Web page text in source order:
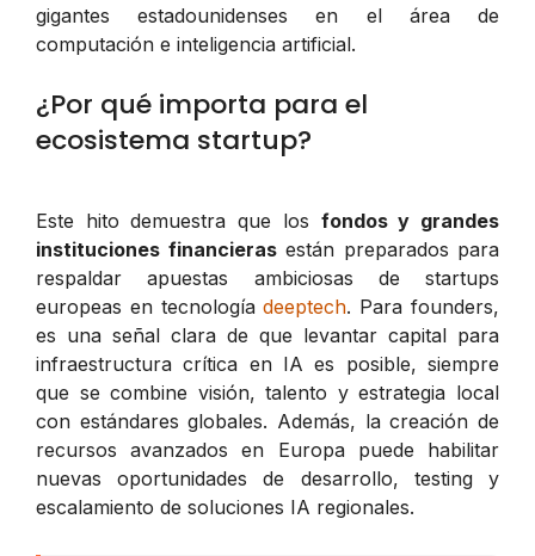
gigantes estadounidenses en el área de
computación e inteligencia artificial.
¿Por qué importa para el
ecosistema startup?
Este hito demuestra que los fondos y grandes
instituciones financierasestán preparados para
respaldar apuestas ambiciosas de startups
europeas en tecnologíadeeptech. Para founders,
es una señal clara de que levantar capital para
infraestructura crítica en IA es posible, siempre
que se combine visión, talento y estrategia local
con estándares globales. Además, la creación de
recursos avanzados en Europa puede habilitar
nuevas oportunidades de desarrollo, testing y
escalamiento de soluciones IA regionales.